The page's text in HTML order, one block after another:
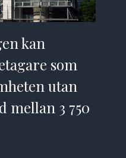
kan
som
utan
3 750